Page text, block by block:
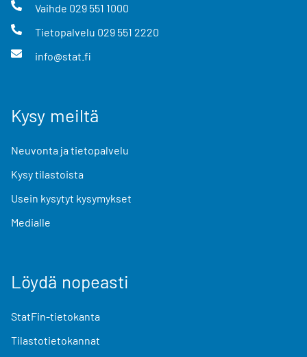
Vaihde 029 551 1000
Tietopalvelu 029 551 2220
info@stat.fi
Kysy meiltä
Neuvonta ja tietopalvelu
Kysy tilastoista
Usein kysytyt kysymykset
Medialle
Löydä nopeasti
StatFin-tietokanta
Tilastotietokannat